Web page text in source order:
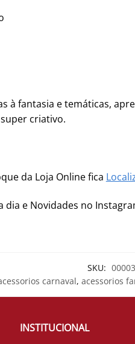
à fantasia e temáticas,
criativo.
da Loja Online fica
dia e Novidades no
SKU:
carnaval, acessorios
INSTITUCIONAL